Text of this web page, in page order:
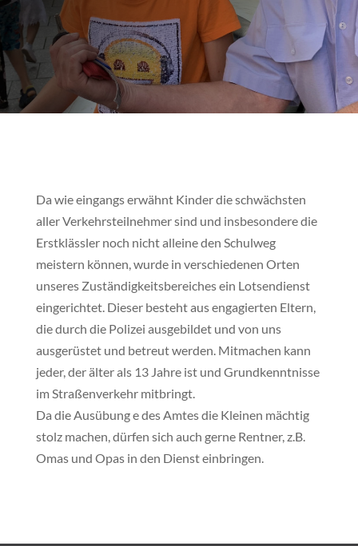
Da wie eingangs erwähnt Kinder die schwächsten
aller Verkehrsteilnehmer sind und insbesondere die
Erstklässler noch nicht alleine den Schulweg
meistern können, wurde in verschiedenen Orten
unseres Zuständigkeitsbereiches ein Lotsendienst
eingerichtet. Dieser besteht aus engagierten Eltern,
die durch die Polizei ausgebildet und von uns
ausgerüstet und betreut werden. Mitmachen kann
jeder, der älter als 13 Jahre ist und Grundkenntnisse
im Straßenverkehr mitbringt.
Da die Ausübung e des Amtes die Kleinen mächtig
stolz machen, dürfen sich auch gerne Rentner, z.B.
Omas und Opas in den Dienst einbringen.